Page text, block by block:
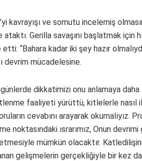
kavrayışı ve somutu incelemiş
Gerilla savaşını başlatmak için
“Bahara kadar iki şey hazır
devrim mücadelesine.
dikkatimizi onu anlamaya daha
faaliyeti yürüttü, kitlelerle nasıl
cevabını arayarak okumalıyız.
noktasındaki ısrarımız, Onun
mümkün olacaktır.
gelişmelerin gerçekliğiyle bir kez